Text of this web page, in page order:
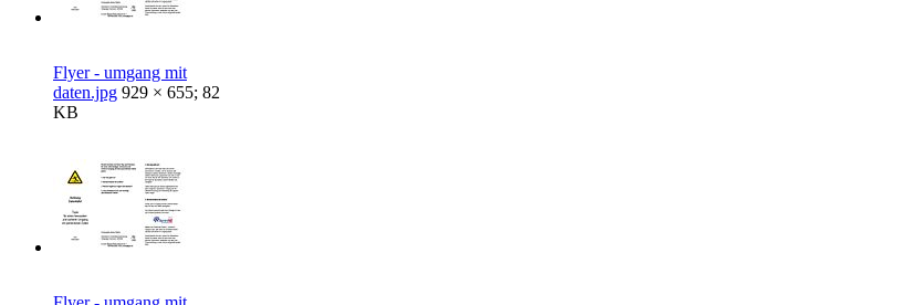
Flyer - umgang mit
daten.jpg 929 × 655; 82
KB